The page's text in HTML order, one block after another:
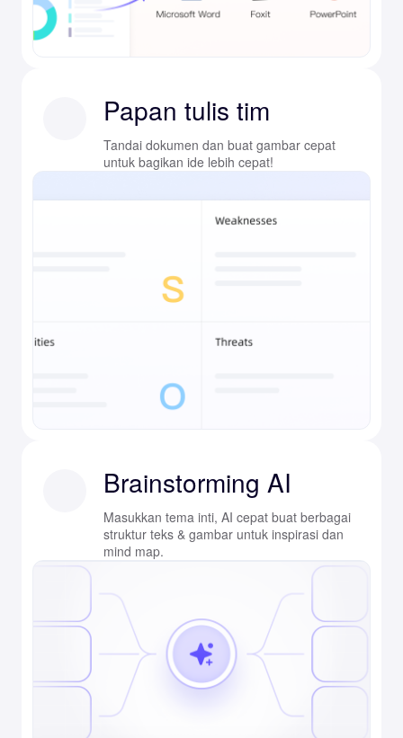
Papan tulis tim
Tandai dokumen dan buat gambar cepat
untuk bagikan ide lebih cepat!
Brainstorming AI
Masukkan tema inti, AI cepat buat berbagai
struktur teks & gambar untuk inspirasi dan
mind map.